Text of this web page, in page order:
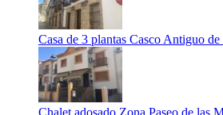
Casa de 3 plantas Casco Antiguo de